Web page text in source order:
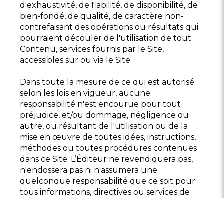
d'exhaustivité, de fiabilité, de disponibilité, de
bien-fondé, de qualité, de caractère non-
contrefaisant des opérations ou résultats qui
pourraient découler de l'utilisation de tout
Contenu, services fournis par le Site,
accessibles sur ou via le Site.
Dans toute la mesure de ce qui est autorisé
selon les lois en vigueur, aucune
responsabilité n'est encourue pour tout
préjudice, et/ou dommage, négligence ou
autre, ou résultant de l'utilisation ou de la
mise en œuvre de toutes idées, instructions,
méthodes ou toutes procédures contenues
dans ce Site. L’Éditeur ne revendiquera pas,
n'endossera pas ni n'assumera une
quelconque responsabilité que ce soit pour
tous informations, directives ou services de